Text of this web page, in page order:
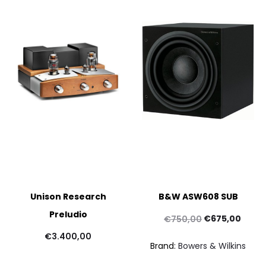
Unison Research
Preludio
€3.400,00
B&W ASW608 SUB
€750,00 Il
€675,00
Brand: Bowers & Wilkins